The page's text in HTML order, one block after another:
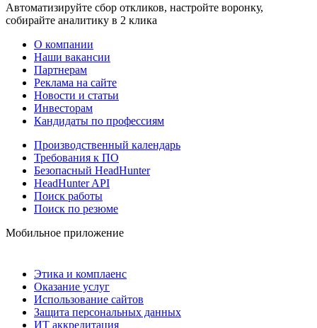
Автоматизируйте сбор откликов, настройте воронку,
собирайте аналитику в 2 клика
О компании
Наши вакансии
Партнерам
Реклама на сайте
Новости и статьи
Инвесторам
Кандидаты по профессиям
Производственный календарь
Требования к ПО
Безопасный HeadHunter
HeadHunter API
Поиск работы
Поиск по резюме
Мобильное приложение
Этика и комплаенс
Оказание услуг
Использование сайтов
Защита персональных данных
ИТ аккредитация